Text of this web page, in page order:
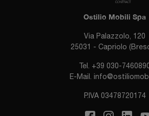
Ostilio Mobili Spa
Via Palazzolo, 120
25031 - Capriolo
Tel. +39 030-
E-Mail.
P.IVA 03478720174